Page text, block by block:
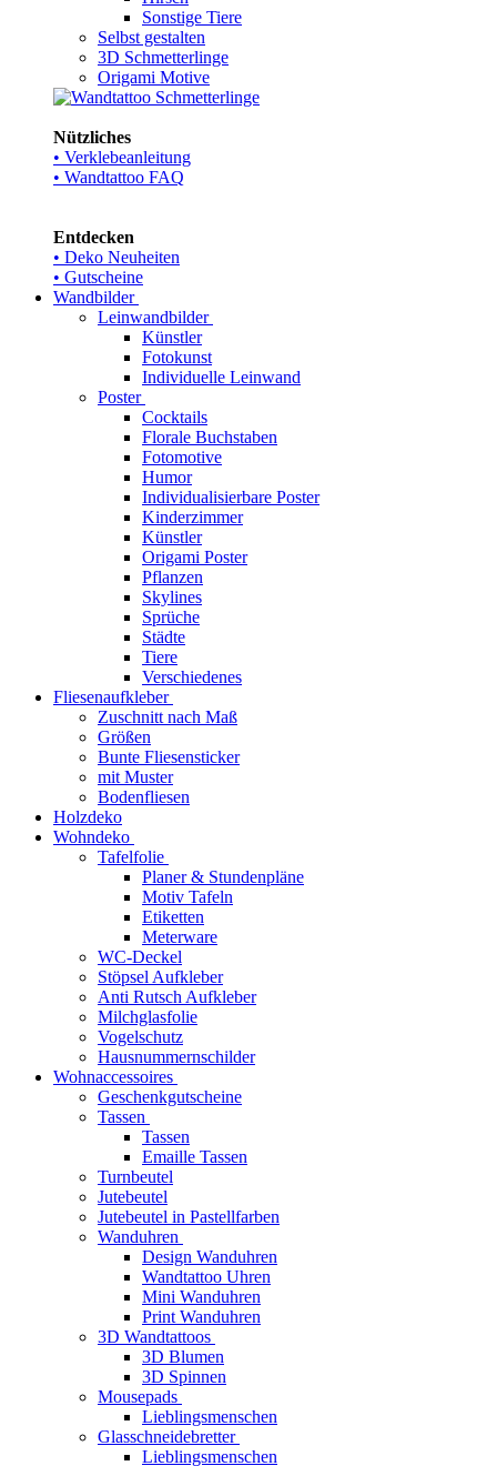
Sonstige Tiere
Selbst gestalten
3D Schmetterlinge
Origami Motive
Nützliches
• Verklebeanleitung
• Wandtattoo FAQ
Entdecken
• Deko Neuheiten
• Gutscheine
Wandbilder
Leinwandbilder
Künstler
Fotokunst
Individuelle Leinwand
Poster
Cocktails
Florale Buchstaben
Fotomotive
Humor
Individualisierbare Poster
Kinderzimmer
Künstler
Origami Poster
Pflanzen
Skylines
Sprüche
Städte
Tiere
Verschiedenes
Fliesenaufkleber
Zuschnitt nach Maß
Größen
Bunte Fliesensticker
mit Muster
Bodenfliesen
Holzdeko
Wohndeko
Tafelfolie
Planer & Stundenpläne
Motiv Tafeln
Etiketten
Meterware
WC-Deckel
Stöpsel Aufkleber
Anti Rutsch Aufkleber
Milchglasfolie
Vogelschutz
Hausnummernschilder
Wohnaccessoires
Geschenkgutscheine
Tassen
Tassen
Emaille Tassen
Turnbeutel
Jutebeutel
Jutebeutel in Pastellfarben
Wanduhren
Design Wanduhren
Wandtattoo Uhren
Mini Wanduhren
Print Wanduhren
3D Wandtattoos
3D Blumen
3D Spinnen
Mousepads
Lieblingsmenschen
Glasschneidebretter
Lieblingsmenschen